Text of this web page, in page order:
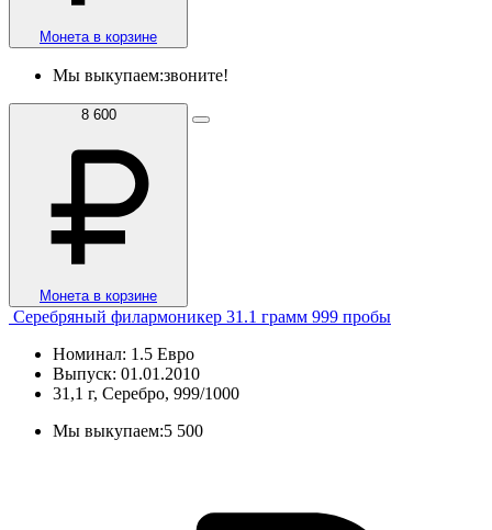
Монета в корзине
Мы выкупаем:звоните!
8 600
Монета в корзине
Серебряный филармоникер 31.1 грамм 999 пробы
Номинал: 1.5 Евро
Выпуск: 01.01.2010
31,1 г, Серебро, 999/1000
Мы выкупаем:5 500